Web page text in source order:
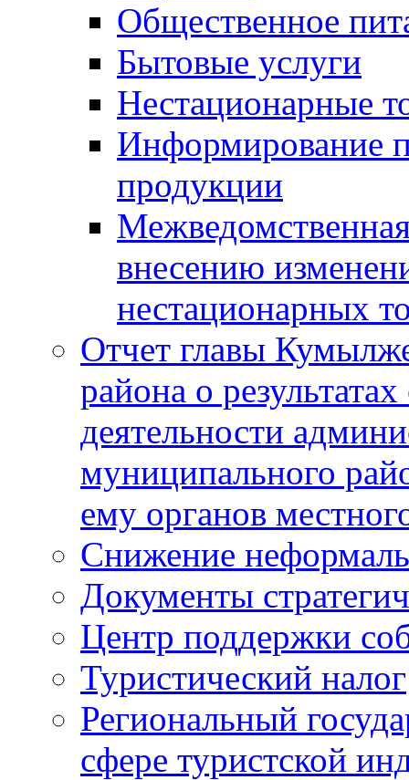
Общественное
Бытовые услуги
Нестационарные
Информирование
продукции
внесению
нестационарных
Отчет главы
района о
деятельности
муниципального
ему органов
Снижение
Документы
Центр поддержки
Туристический налог
Региональный
сфере туристской